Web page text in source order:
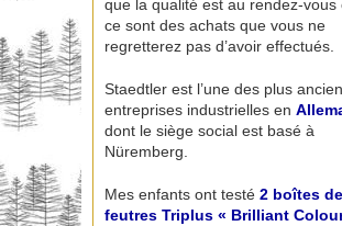
que la qualité est au rendez-vous
ce sont des achats que vous ne
regretterez pas d’avoir effectués.
Staedtler est l’une des plus
entreprises industrielles en
dont le siège social est basé à
Nüremberg.
Mes enfants ont testé 2 boîtes de
feutres Triplus « Brilliant